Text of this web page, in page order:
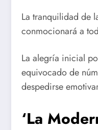
La tranquilidad de
conmocionará a
La alegría inicial
equivocado de
despedirse
‘La